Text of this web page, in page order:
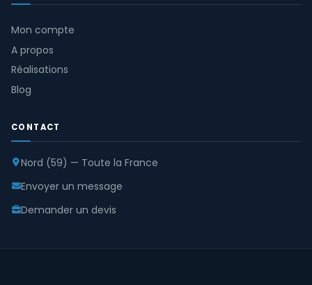
Mon compte
A propos
Réalisations
Blog
CONTACT
Nord (59) — Toute la France
Envoyer un message
Demander un devis